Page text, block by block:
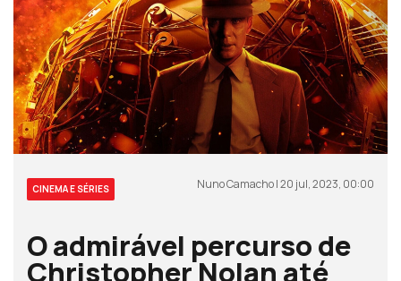
CINEMA E SÉRIES Nuno Camacho | 20 jul, 2023, 00:00
O admirável percurso de
Christopher Nolan até